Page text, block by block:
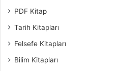
PDF Kitap
Tarih Kitapları
Felsefe Kitapları
Bilim Kitapları